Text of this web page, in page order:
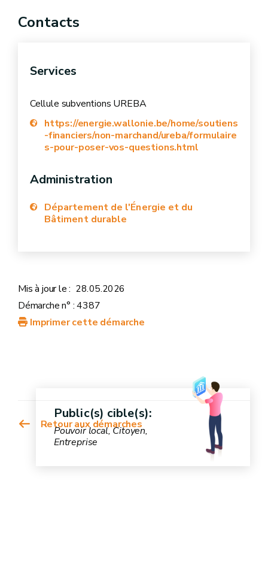
décision de retrait de l'agrément
décision de non prolongation
Contacts
Services
Cellule subventions UREBA
https://energie.wallonie.be/home/soutiens
-financiers/non-marchand/ureba/formulaire
s-pour-poser-vos-questions.html
Administration
Département de l'Énergie et du
Bâtiment durable
Mis à jour le : 28.05.2026
Démarche n° : 4387
Imprimer cette démarche
Retour aux démarches
Public(s) cible(s):
Pouvoir local, Citoyen,
Entreprise